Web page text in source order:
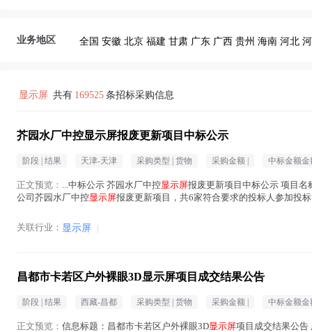
业务地区 全国 安徽 北京 福建 甘肃 广东 广西 贵州 海南 河北
显示屏 共有 169525 条招标采购信息
芥园水厂中控显示屏报废更新项目中标公示
阶段 | 结果 天津-天津 采购类型 | 货物 采购金额 | 中标金额
正文预览： ...中标公示 芥园水厂中控显示屏报废更新项目中标公示 项目名
公司芥园水厂中控显示屏报废更新项目，共6家符合要求的投标人参加投
关联行业： 显示屏 |
昌都市卡若区户外裸眼3D显示屏项目成交结果公告
阶段 | 结果 西藏-昌都 采购类型 | 货物 采购金额 | 中标金额金
正文预览： 信息标题：昌都市卡若区户外裸眼3D显示屏项目成交结果公告